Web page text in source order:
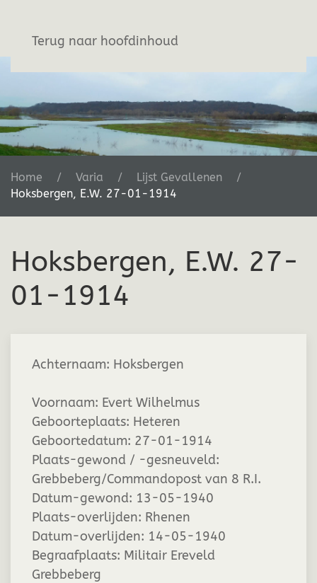
Terug naar hoofdinhoud
Home Varia
Lijst Gevallenen
Hoksbergen, E.W. 27-01-1914
Hoksbergen, E.W. 27-
01-1914
Achternaam: Hoksbergen
Voornaam: Evert Wilhelmus
Geboorteplaats: Heteren
Geboortedatum: 27-01-1914
Plaats-gewond / -gesneuveld:
Grebbeberg/Commandopost van 8 R.I.
Datum-gewond: 13-05-1940
Plaats-overlijden: Rhenen
Datum-overlijden: 14-05-1940
Begraafplaats: Militair Ereveld
Grebbeberg